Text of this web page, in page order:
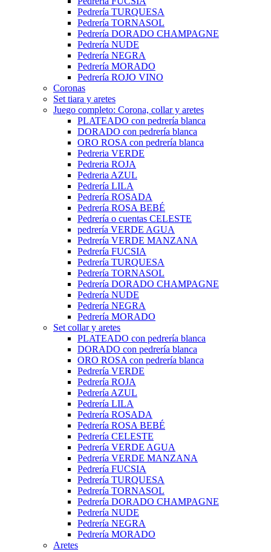
Pedrería TURQUESA
Pedrería TORNASOL
Pedrería DORADO CHAMPAGNE
Pedrería NUDE
Pedrería NEGRA
Pedrería MORADO
Pedrería ROJO VINO
Coronas
Set tiara y aretes
Juego completo: Corona, collar y aretes
PLATEADO con pedrería blanca
DORADO con pedrería blanca
ORO ROSA con pedrería blanca
Pedreria VERDE
Pedreria ROJA
Pedreria AZUL
Pedrería LILA
Pedrería ROSADA
Pedrería ROSA BEBÉ
Pedrería o cuentas CELESTE
pedrería VERDE AGUA
Pedrería VERDE MANZANA
Pedrería FUCSIA
Pedrería TURQUESA
Pedrería TORNASOL
Pedrería DORADO CHAMPAGNE
Pedrería NUDE
Pedrería NEGRA
Pedrería MORADO
Set collar y aretes
PLATEADO con pedrería blanca
DORADO con pedrería blanca
ORO ROSA con pedrería blanca
Pedrería VERDE
Pedrería ROJA
Pedrería AZUL
Pedrería LILA
Pedrería ROSADA
Pedrería ROSA BEBÉ
Pedrería CELESTE
Pedrería VERDE AGUA
Pedrería VERDE MANZANA
Pedrería FUCSIA
Pedrería TURQUESA
Pedrería TORNASOL
Pedrería DORADO CHAMPAGNE
Pedrería NUDE
Pedrería NEGRA
Pedrería MORADO
Aretes